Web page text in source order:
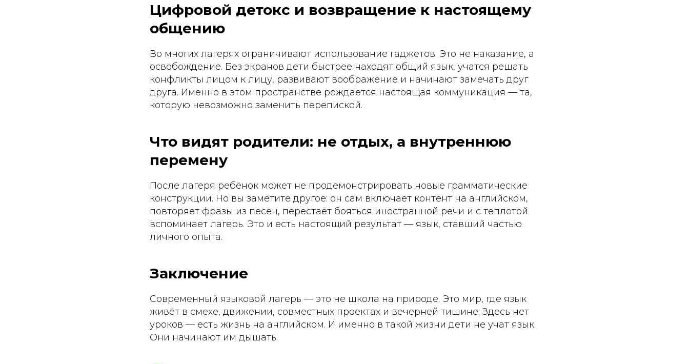
Цифровой детокс и возвращение к настоящему
общению
Во многих лагерях ограничивают использование гаджетов. Это не наказание, а
освобождение. Без экранов дети быстрее находят общий язык, учатся решать
конфликты лицом к лицу, развивают воображение и начинают замечать друг
друга. Именно в этом пространстве рождается настоящая коммуникация — та,
которую невозможно заменить перепиской.
Что видят родители: не отдых, а внутреннюю
перемену
После лагеря ребёнок может не продемонстрировать новые грамматические
конструкции. Но вы заметите другое: он сам включает контент на английском,
повторяет фразы из песен, перестаёт бояться иностранной речи и с теплотой
вспоминает лагерь. Это и есть настоящий результат — язык, ставший частью
личного опыта.
Заключение
Современный языковой лагерь — это не школа на природе. Это мир, где язык
живёт в смехе, движении, совместных проектах и вечерней тишине. Здесь нет
уроков — есть жизнь на английском. И именно в такой жизни дети не учат язык.
Они начинают им дышать.